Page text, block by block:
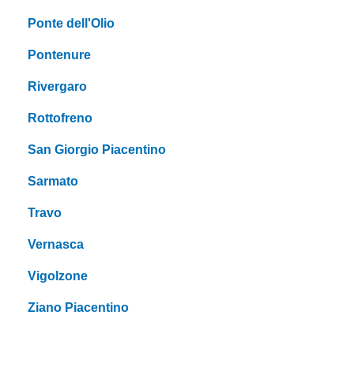
Ponte dell'Olio
Pontenure
Rivergaro
Rottofreno
San Giorgio Piacentino
Sarmato
Travo
Vernasca
Vigolzone
Ziano Piacentino